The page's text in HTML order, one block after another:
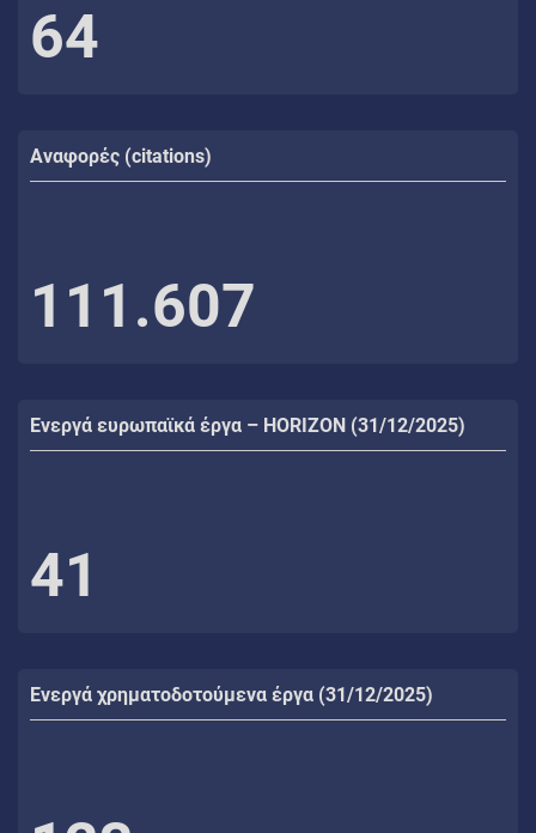
64
Αναφορές (citations)
111.607
Ενεργά ευρωπαϊκά έργα – HORIZON (31/12/2025)
41
Ενεργά χρηματοδοτούμενα έργα (31/12/2025)